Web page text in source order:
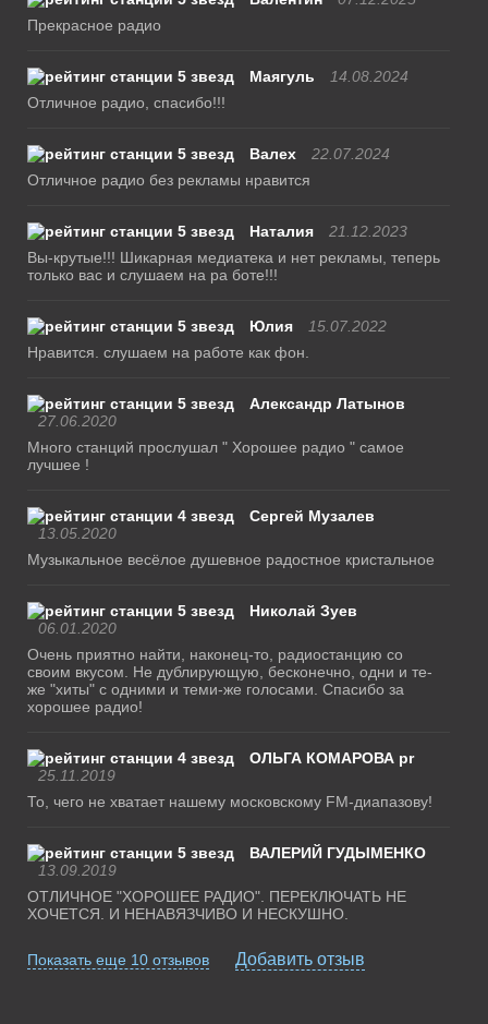
Прекрасное радио
Маягуль
14.08.2024
Отличное радио, спасибо!!!
Валех
22.07.2024
Отличное радио без рекламы нравится
Наталия
21.12.2023
Вы-крутые!!! Шикарная медиатека и нет рекламы, теперь
только вас и слушаем на ра боте!!!
Юлия
15.07.2022
Нравится. слушаем на работе как фон.
Александр Латынов
27.06.2020
Много станций прослушал " Хорошее радио " самое
лучшее !
Сергей Музалев
13.05.2020
Музыкальное весёлое душевное радостное кристальное
Николай Зуев
06.01.2020
Очень приятно найти, наконец-то, радиостанцию со
своим вкусом. Не дублирующую, бесконечно, одни и те-
же "хиты" с одними и теми-же голосами. Спасибо за
хорошее радио!
ОЛЬГА КОМАРОВА pr
25.11.2019
То, чего не хватает нашему московскому FM-диапазову!
ВАЛЕРИЙ ГУДЫМЕНКО
13.09.2019
ОТЛИЧНОЕ "ХОРОШЕЕ РАДИО". ПЕРЕКЛЮЧАТЬ НЕ
ХОЧЕТСЯ. И НЕНАВЯЗЧИВО И НЕСКУШНО.
Показать еще 10 отзывов Добавить отзыв